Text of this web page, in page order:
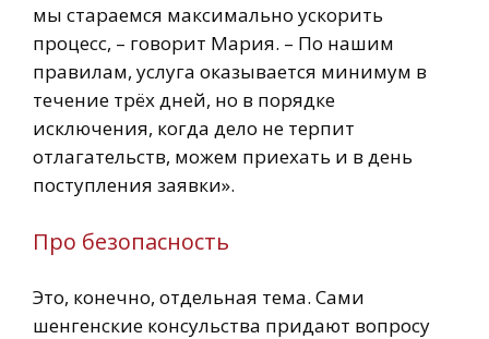
мы стараемся максимально ускорить
процесс, – говорит Мария. – По нашим
правилам, услуга оказывается минимум в
течение трёх дней, но в порядке
исключения, когда дело не терпит
отлагательств, можем приехать и в день
поступления заявки».
Про безопасность
Это, конечно, отдельная тема. Сами
шенгенские консульства придают вопросу